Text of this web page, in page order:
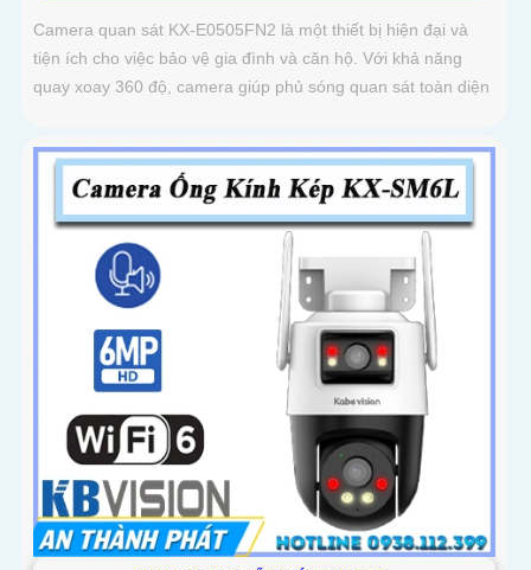
Camera quan sát KX-E0505FN2 là một thiết bị hiện đại và
tiện ích cho việc bảo vệ gia đình và căn hộ. Với khả năng
quay xoay 360 độ, camera giúp phủ sóng quan sát toàn diện